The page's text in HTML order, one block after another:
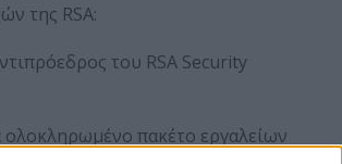
της RSA:
του RSA Security
πακέτο εργαλείων